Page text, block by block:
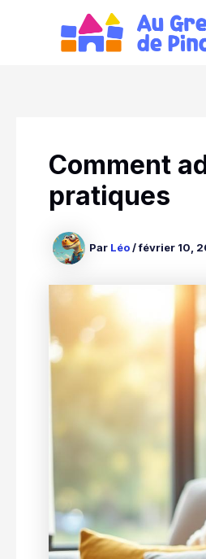
Comment
pratiques
Par Léo/février 10,